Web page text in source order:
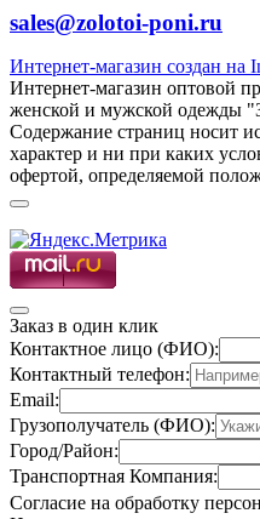
sales@zolotoi-poni.ru
Интернет-магазин создан на
Интернет-магазин оптовой
женской и мужской одежды
Содержание страниц носит
характер и ни при каких
офертой, определяемой
Заказ в один клик
Контактное лицо (ФИО):
Контактный телефон:
Email:
Грузополучатель (ФИО):
Город/Район:
Транспортная Компания:
Согласие на обработку